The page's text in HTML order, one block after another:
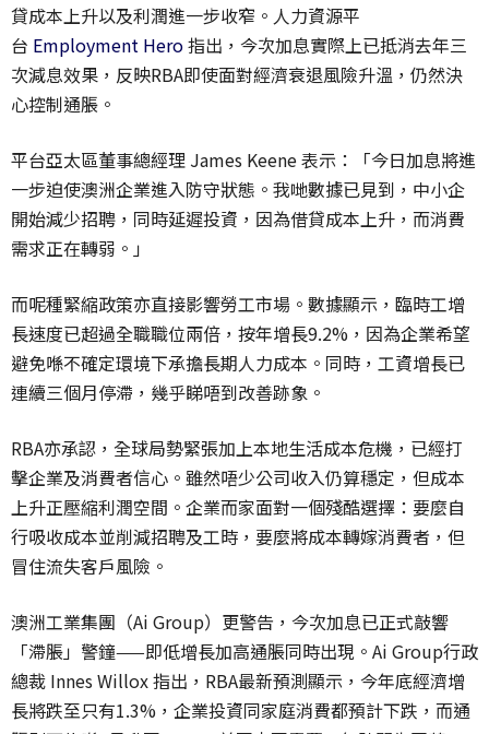
貸成本上升以及利潤進一步收窄。人力資源平
台 Employment Hero指出，今次加息實際上已抵消去年三
次減息效果， 反映RBA即使面對經濟衰退風險升溫，仍然決
心控制通脹。
平台亞太區董事總經理 James Keene 表示：「今日加息將進
一步迫使澳洲企業進入防守狀態。 我哋數據已見到，中小企
開始減少招聘，同時延遲投資， 因為借貸成本上升，而消費
需求正在轉弱。」
而呢種緊縮政策亦直接影響勞工市場。數據顯示， 臨時工增
長速度已超過全職職位兩倍，按年增長9.2%， 因為企業希望
避免喺不確定環境下承擔長期人力成本。同時， 工資增長已
連續三個月停滯，幾乎睇唔到改善跡象。
RBA亦承認，全球局勢緊張加上本地生活成本危機， 已經打
擊企業及消費者信心。雖然唔少公司收入仍算穩定， 但成本
上升正壓縮利潤空間。企業而家面對一個殘酷選擇： 要麼自
行吸收成本並削減招聘及工時，要麼將成本轉嫁消費者， 但
冒住流失客戶風險。
澳洲工業集團（Ai Group）更警告，今次加息已正式敲響
「滯脹」警鐘——即低增長加高通脹同時出現。Ai Group行政
總裁 Innes Willox 指出，RBA最新預測顯示，今年底經濟增
長將跌至只有1.3%， 企業投資同家庭消費都預計下跌，而通